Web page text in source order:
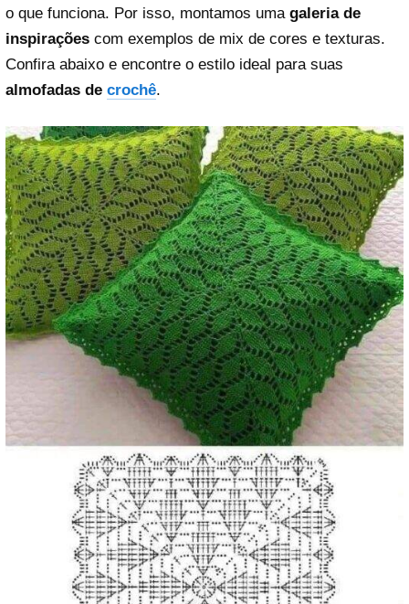
o que funciona. Por isso, montamos uma galeria de
inspirações com exemplos de mix de cores e texturas.
Confira abaixo e encontre o estilo ideal para suas
almofadas de crochê.